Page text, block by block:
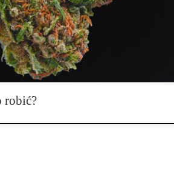
wysoka i THC odparowuje przez dotarciem […]
robić?